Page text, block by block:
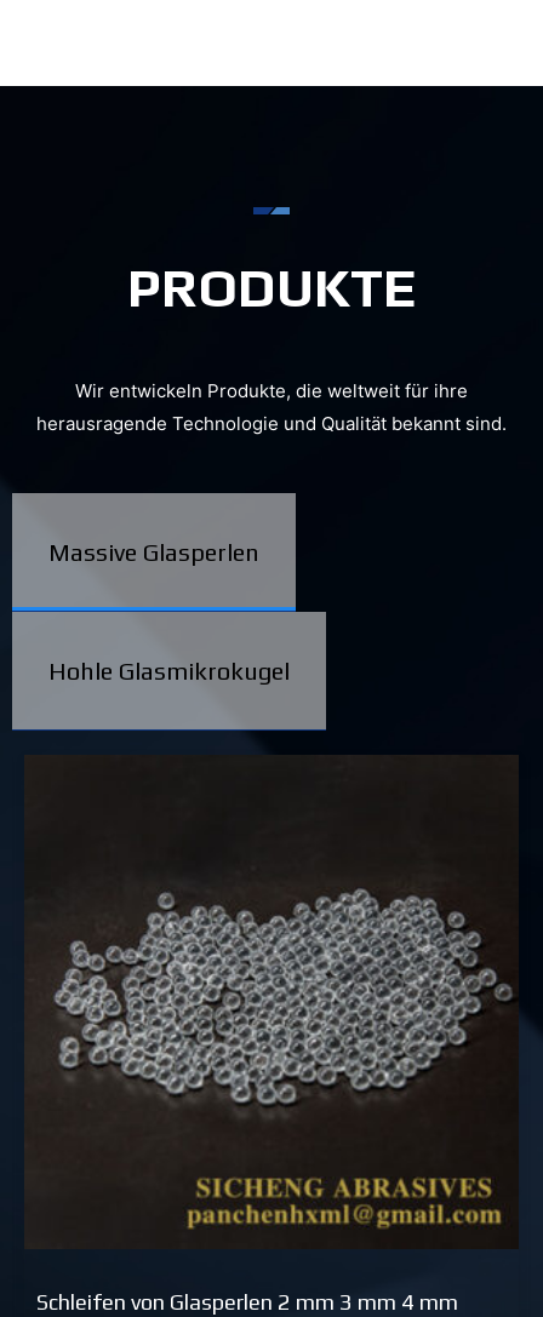
PRODUKTE
Wir entwickeln Produkte, die weltweit für ihre
herausragende Technologie und Qualität bekannt sind.
Massive Glasperlen
Hohle Glasmikrokugel
Schleifen von Glasperlen 2 mm 3 mm 4 mm